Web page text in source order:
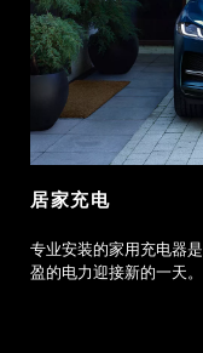
居家充电
专业安装的家用充电器
盈的电力迎接新的一天。